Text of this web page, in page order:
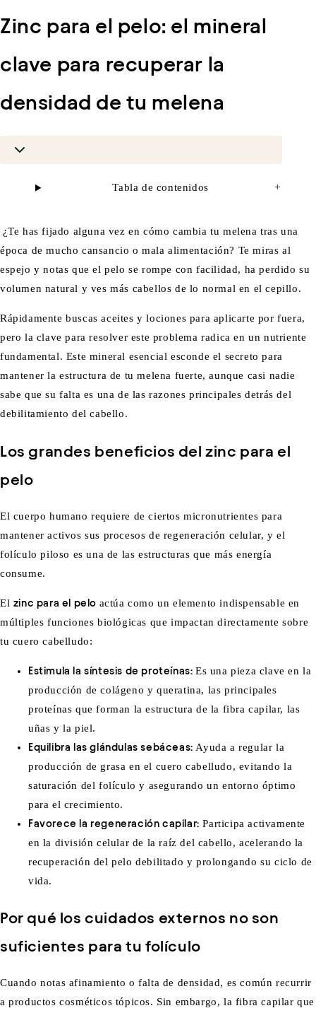
Zinc para el pelo: el mineral
clave para recuperar la
densidad de tu melena
Tabla de contenidos +
¿Te has fijado alguna vez en cómo cambia tu melena tras una
época de mucho cansancio o mala alimentación? Te miras al
espejo y notas que el pelo se rompe con facilidad, ha perdido su
volumen natural y ves más cabellos de lo normal en el cepillo.
Rápidamente buscas aceites y lociones para aplicarte por fuera,
pero la clave para resolver este problema radica en un nutriente
fundamental. Este mineral esencial esconde el secreto para
mantener la estructura de tu melena fuerte, aunque casi nadie
sabe que su falta es una de las razones principales detrás del
debilitamiento del cabello.
Los grandes beneficios del zinc para el
pelo
El cuerpo humano requiere de ciertos micronutrientes para
mantener activos sus procesos de regeneración celular, y el
folículo piloso es una de las estructuras que más energía
consume.
El zinc para el pelo actúa como un elemento indispensable en
múltiples funciones biológicas que impactan directamente sobre
tu cuero cabelludo:
Estimula la síntesis de proteínas: Es una pieza clave en la
producción de colágeno y queratina, las principales
proteínas que forman la estructura de la fibra capilar, las
uñas y la piel.
Equilibra las glándulas sebáceas: Ayuda a regular la
producción de grasa en el cuero cabelludo, evitando la
saturación del folículo y asegurando un entorno óptimo
para el crecimiento.
Favorece la regeneración capilar: Participa activamente
en la división celular de la raíz del cabello, acelerando la
recuperación del pelo debilitado y prolongando su ciclo de
vida.
Por qué los cuidados externos no son
suficientes para tu folículo
Cuando notas afinamiento o falta de densidad, es común recurrir
a productos cosméticos tópicos. Sin embargo, la fibra capilar que